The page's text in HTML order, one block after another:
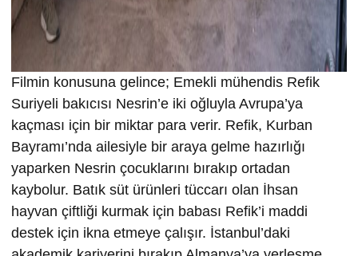
Filmin konusuna gelince; Emekli mühendis Refik
Suriyeli bakıcısı Nesrin’e iki oğluyla Avrupa’ya
kaçması için bir miktar para verir. Refik, Kurban
Bayramı’nda ailesiyle bir araya gelme hazırlığı
yaparken Nesrin çocuklarını bırakıp ortadan
kaybolur. Batık süt ürünleri tüccarı olan İhsan
hayvan çiftliği kurmak için babası Refik’i maddi
destek için ikna etmeye çalışır. İstanbul’daki